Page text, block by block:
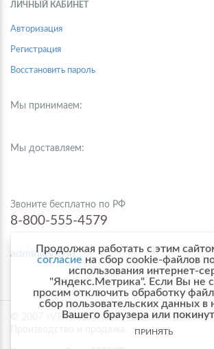
ЛИЧНЫЙ КАБИНЕТ
Авторизация
Регистрация
Восстановить пароль
Мы принимаем:
Мы доставляем:
Звоните бесплатно по РФ
8-800-555-4579
admin@vtr.su
© 2007 «VTR-Auto Russ» — запчасти для
Продолжая работать с этим
согласие на сбор cookie-файлов
использования интернет-
"Яндекс.Метрика". Если Вы не
просим отключить обработку
сбор пользовательских данных в
Вашего браузера или
ПРИНЯТЬ